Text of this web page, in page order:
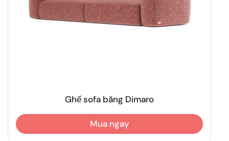
Ghế sofa băng Dimaro
Mua ngay